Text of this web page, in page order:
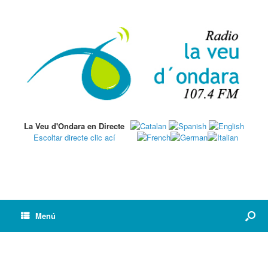
La Veu d'Ondara en Directe
Escoltar directe clic ací
Menú